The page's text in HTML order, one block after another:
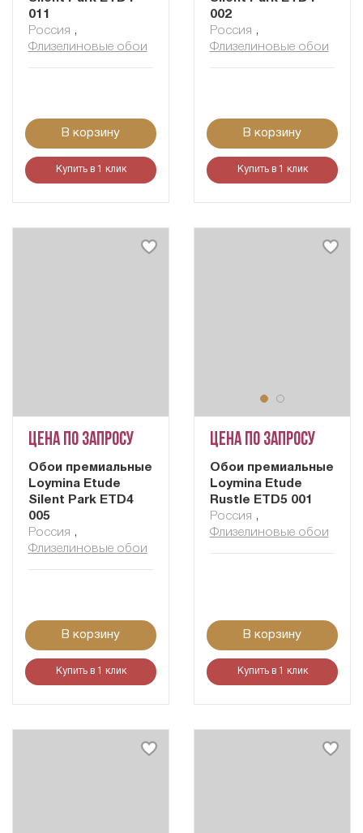
011
Россия ,
Флизелиновые обои
В корзину
Купить в 1 клик
002
Россия ,
Флизелиновые обои
В корзину
Купить в 1 клик
Цена по запросу
Обои премиальные
Loymina Etude
Silent Park ETD4
005
Россия ,
Флизелиновые обои
В корзину
Купить в 1 клик
Цена по запросу
Обои премиальные
Loymina Etude
Rustle ETD5 001
Россия ,
Флизелиновые обои
В корзину
Купить в 1 клик